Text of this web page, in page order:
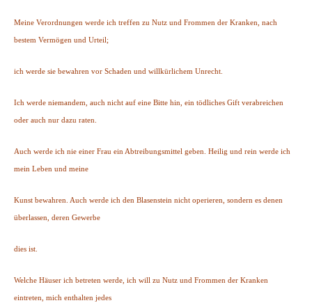
Meine Verordnungen werde ich treffen zu Nutz und Frommen der Kranken, nach
bestem Vermögen und Urteil;
ich werde sie bewahren vor Schaden und willkürlichem Unrecht.
Ich werde niemandem, auch nicht auf eine Bitte hin, ein tödliches Gift verabreichen
oder auch nur dazu raten.
Auch werde ich nie einer Frau ein Abtreibungsmittel geben. Heilig und rein werde ich
mein Leben und meine
Kunst bewahren. Auch werde ich den Blasenstein nicht operieren, sondern es denen
überlassen, deren Gewerbe
dies ist.
Welche Häuser ich betreten werde, ich will zu Nutz und Frommen der Kranken
eintreten, mich enthalten jedes